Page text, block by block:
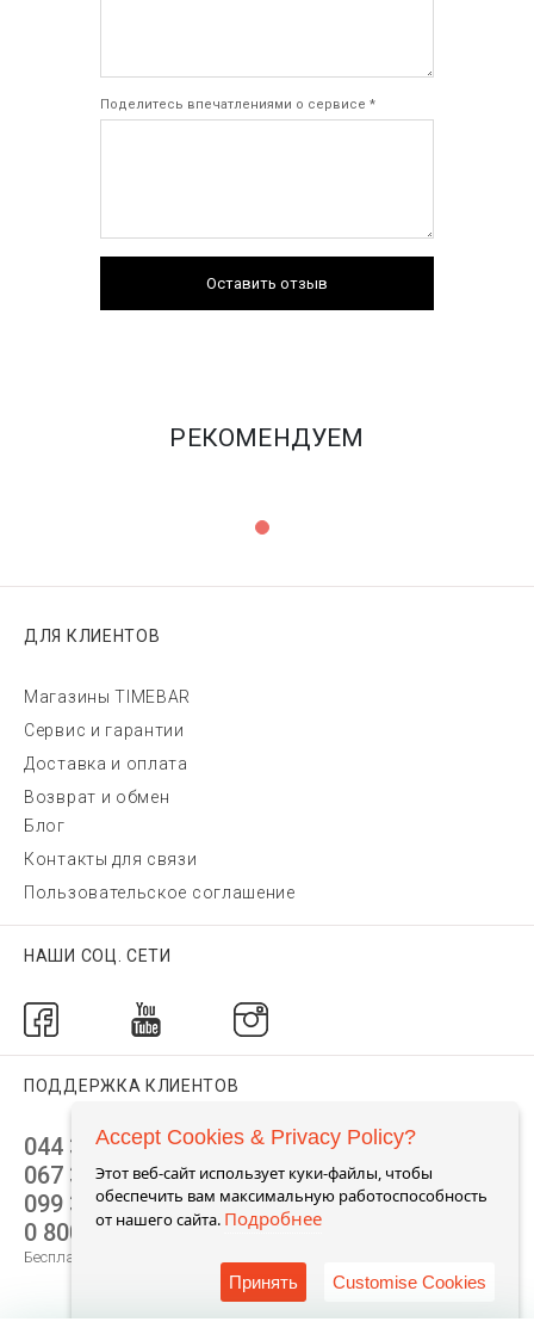
Поделитесь впечатлениями о сервисе *
Оставить отзыв
РЕКОМЕНДУЕМ
ДЛЯ КЛИЕНТОВ
Магазины TIMEBAR
Сервис и гарантии
Доставка и оплата
Возврат и обмен
Блог
Контакты для связи
Пользовательское соглашение
НАШИ СОЦ. СЕТИ
ПОДДЕРЖКА КЛИЕНТОВ
044 392 44 45
067 344 14 44 (viber)
099 399 23 80
0 800 305 805
Бесплатно по Украине
Accept Cookies & Privacy Policy?
Этот веб-сайт использует куки-файлы, чтобы
обеспечить вам максимальную работоспособность
от нашего сайта. Подробнее
Принять Customise Cookies